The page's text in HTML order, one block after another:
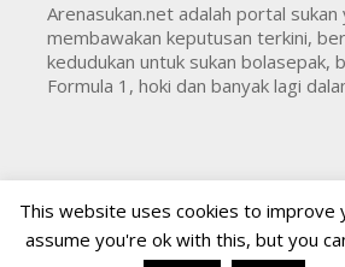
Arenasukan.net adalah portal sukan
membawakan keputusan terkini,
kedudukan untuk sukan bolasepak,
Formula 1, hoki dan banyak lagi
Copyright © 2026ArenasukanAll Right
This website uses cookies to improve
assume you're ok with this, but you